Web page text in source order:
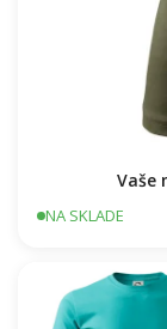
Vaše
NA SKLADE